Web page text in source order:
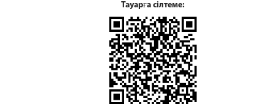
Тауарға сілтеме: